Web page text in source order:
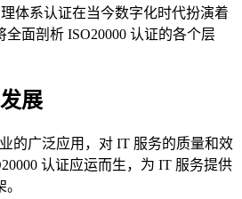
系认证在当今数字化时代扮演着
面剖析 ISO20000 认证的各个层
展
广泛应用，对 IT 服务的质量和效
认证应运而生，为 IT 服务提供